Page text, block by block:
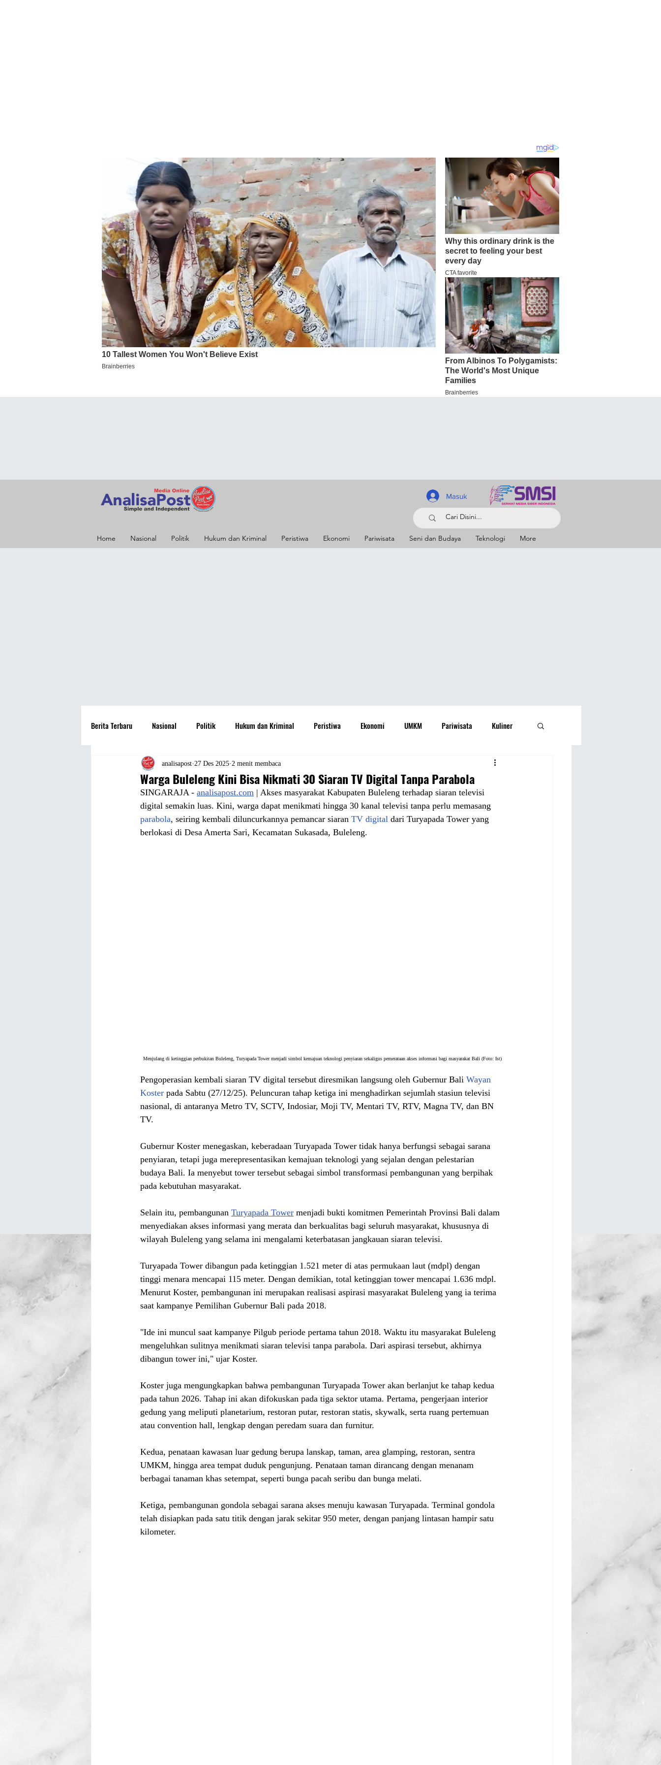
Masuk
Home Nasional Politik Hukum dan Kriminal Peristiwa Ekonomi Pariwisata Seni dan Budaya Teknologi More
Berita Terbaru Nasional Politik Hukum dan Kriminal Peristiwa Ekonomi UMKM Pariwisata Kuliner
Travel Seni dan Budaya Sastra Lifestyle
Film Hiburan Properti Informasi Ramalan Bintang Opini Aspirasi Rakyat Olahraga
Warga Buleleng Kini Bisa Nikmati 30 Siaran TV Digital Tanpa Parabola
analisapost 27 Des 2025 2 menit membaca
SINGARAJA - analisapost.com | Akses masyarakat Kabupaten Buleleng terhadap siaran televisi
digital semakin luas. Kini, warga dapat menikmati hingga 30 kanal televisi tanpa perlu memasang
parabola, seiring kembali diluncurkannya pemancar siaran TV digital dari Turyapada Tower yang
berlokasi di Desa Amerta Sari, Kecamatan Sukasada, Buleleng.
Menjulang di ketinggian perbukitan Buleleng, Turyapada Tower menjadi simbol kemajuan teknologi penyiaran sekaligus pemerataan akses informasi bagi masyarakat Bali (Foto: Ist)
Pengoperasian kembali siaran TV digital tersebut diresmikan langsung oleh Gubernur Bali Wayan
Koster pada Sabtu (27/12/25). Peluncuran tahap ketiga ini menghadirkan sejumlah stasiun televisi
nasional, di antaranya Metro TV, SCTV, Indosiar, Moji TV, Mentari TV, RTV, Magna TV, dan BN
TV.
Gubernur Koster menegaskan, keberadaan Turyapada Tower tidak hanya berfungsi sebagai sarana
penyiaran, tetapi juga merepresentasikan kemajuan teknologi yang sejalan dengan pelestarian
budaya Bali. Ia menyebut tower tersebut sebagai simbol transformasi pembangunan yang berpihak
pada kebutuhan masyarakat.
Selain itu, pembangunan Turyapada Tower menjadi bukti komitmen Pemerintah Provinsi Bali dalam
menyediakan akses informasi yang merata dan berkualitas bagi seluruh masyarakat, khususnya di
wilayah Buleleng yang selama ini mengalami keterbatasan jangkauan siaran televisi.
Turyapada Tower dibangun pada ketinggian 1.521 meter di atas permukaan laut (mdpl) dengan
tinggi menara mencapai 115 meter. Dengan demikian, total ketinggian tower mencapai 1.636 mdpl.
Menurut Koster, pembangunan ini merupakan realisasi aspirasi masyarakat Buleleng yang ia terima
saat kampanye Pemilihan Gubernur Bali pada 2018.
"Ide ini muncul saat kampanye Pilgub periode pertama tahun 2018. Waktu itu masyarakat Buleleng
mengeluhkan sulitnya menikmati siaran televisi tanpa parabola. Dari aspirasi tersebut, akhirnya
dibangun tower ini," ujar Koster.
Koster juga mengungkapkan bahwa pembangunan Turyapada Tower akan berlanjut ke tahap kedua
pada tahun 2026. Tahap ini akan difokuskan pada tiga sektor utama. Pertama, pengerjaan interior
gedung yang meliputi planetarium, restoran putar, restoran statis, skywalk, serta ruang pertemuan
atau convention hall, lengkap dengan peredam suara dan furnitur.
Kedua, penataan kawasan luar gedung berupa lanskap, taman, area glamping, restoran, sentra
UMKM, hingga area tempat duduk pengunjung. Penataan taman dirancang dengan menanam
berbagai tanaman khas setempat, seperti bunga pacah seribu dan bunga melati.
Ketiga, pembangunan gondola sebagai sarana akses menuju kawasan Turyapada. Terminal gondola
telah disiapkan pada satu titik dengan jarak sekitar 950 meter, dengan panjang lintasan hampir satu
kilometer.